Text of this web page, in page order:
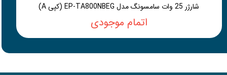
شارژر 25 وات سامسونگ مدل EP-TA800NBEG (کپی A)
اتمام موجودی